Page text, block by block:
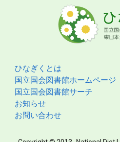
ひなぎくとは
国立国会図書館ホームページ
国立国会図書館サーチ
お知らせ
お問い合わせ